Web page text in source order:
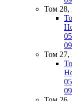
Том 28,
05
09
Том 27,
05
09